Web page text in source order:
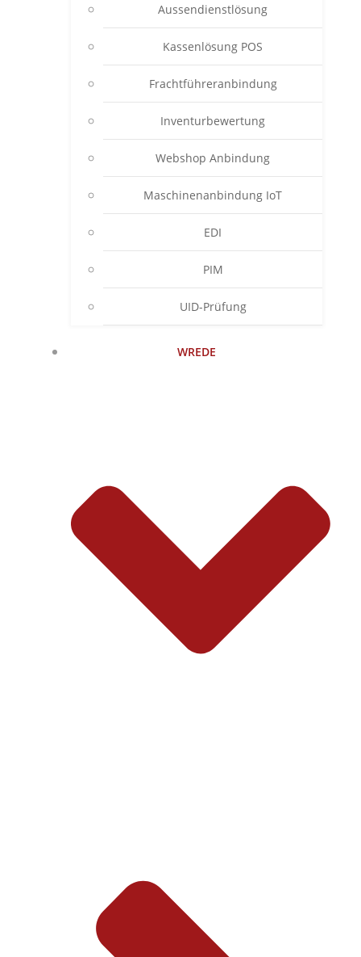
Aussendienstlösung
Kassenlösung POS
Frachtführeranbindung
Inventurbewertung
Webshop Anbindung
Maschinenanbindung IoT
EDI
PIM
UID-Prüfung
WREDE